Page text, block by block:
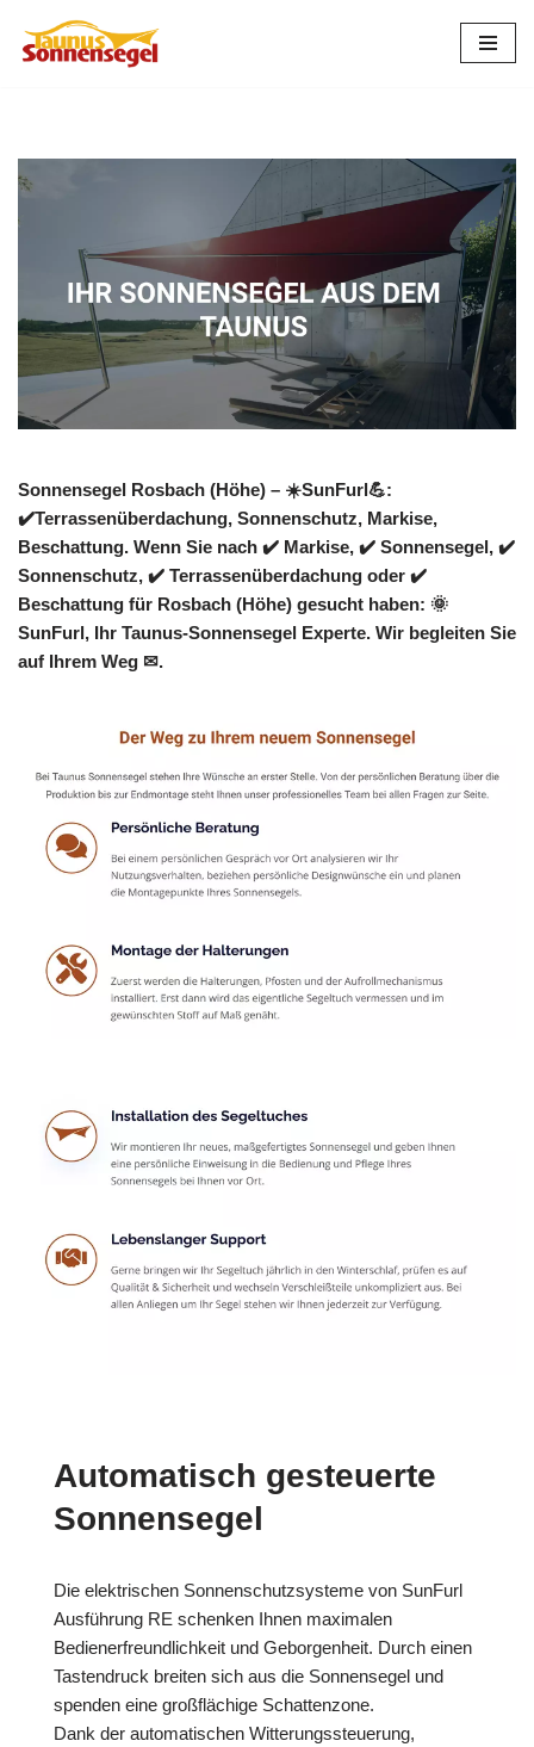
Zum
Sonnensegel Rosbach (Höhe) – ☀️SunFurl💪:
✔️Terrassenüberdachung, Sonnenschutz, Markise,
Beschattung. Wenn Sie nach ✔️ Markise, ✔️ Sonnensegel, ✔️
Sonnenschutz, ✔️ Terrassenüberdachung oder ✔️
Beschattung für Rosbach (Höhe) gesucht haben: 🌞
SunFurl, Ihr Taunus-Sonnensegel Experte. Wir begleiten Sie
auf Ihrem Weg ✉.
Automatisch gesteuerte
Sonnensegel
Die elektrischen Sonnenschutzsysteme von SunFurl
Ausführung RE schenken Ihnen maximalen
Bedienerfreundlichkeit und Geborgenheit. Durch einen
Tastendruck breiten sich aus die Sonnensegel und
spenden eine großflächige Schattenzone.
Dank der automatischen Witterungssteuerung,